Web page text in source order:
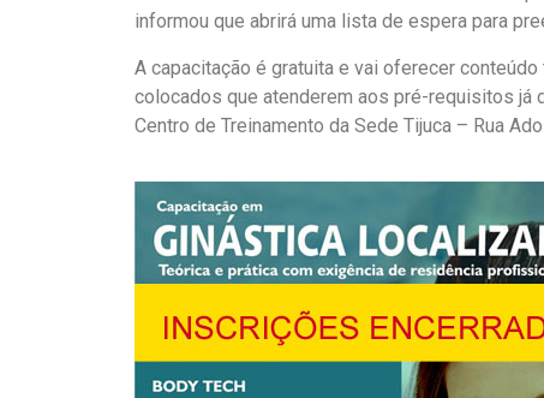
informou que abrirá uma lista de espera para
A capacitação é gratuita e vai oferecer
colocados que atenderem aos pré-requisitos
Centro de Treinamento da Sede Tijuca – Rua